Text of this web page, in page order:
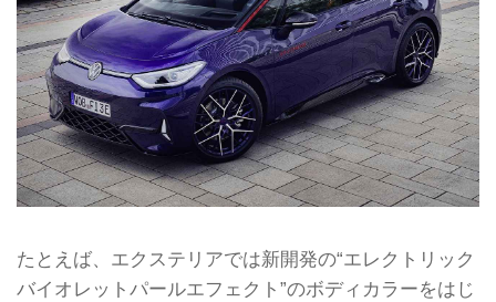
たとえば、エクステリアでは新開発の“エレクトリック
バイオレットパールエフェクト”のボディカラーをはじ